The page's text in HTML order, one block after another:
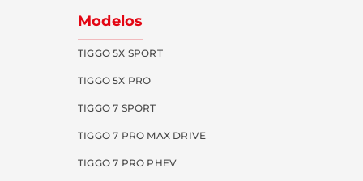
Modelos
TIGGO 5X SPORT
TIGGO 5X PRO
TIGGO 7 SPORT
TIGGO 7 PRO MAX DRIVE
TIGGO 7 PRO PHEV